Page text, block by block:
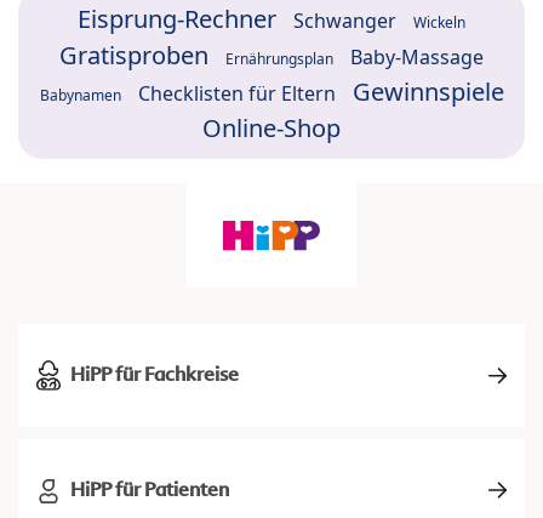
Eisprung-Rechner Schwanger Wickeln
Gratisproben Ernährungsplan Baby-Massage
Babynamen Checklisten für Eltern
Gewinnspiele
Online-Shop
HiPP für Fachkreise
HiPP für Patienten